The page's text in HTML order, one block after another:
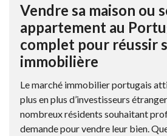
Vendre sa maison ou
appartement au
complet pour réussir
immobilière
Le marché immobilier portugais
plus en plus d’investisseurs
nombreux résidents souhaitant
demande pour vendre leur bien.